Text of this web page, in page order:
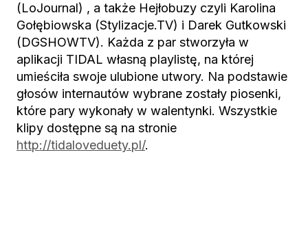
(LoJournal) , a także Hejłobuzy czyli Karolina
Gołębiowska (Stylizacje.TV) i Darek Gutkowski
(DGSHOWTV). Każda z par stworzyła w
aplikacji TIDAL własną playlistę, na której
umieściła swoje ulubione utwory. Na podstawie
głosów internautów wybrane zostały piosenki,
które pary wykonały w walentynki. Wszystkie
klipy dostępne są na stronie
http://tidaloveduety.pl/.